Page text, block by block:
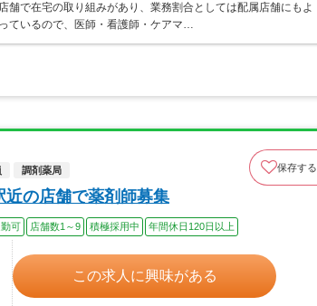
で在宅の取り組みがあり、業務割合としては配属店舗にもよ
ているので、医師・看護師・ケアマ…
調剤薬局 保存する
近の店舗で薬剤師募集
可 店舗数1～9 積極採用中 年間休日120日以上
この求人に興味がある